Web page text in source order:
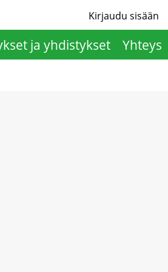
User
Kirjaudu sisään
ja yhdistykset Yhteys